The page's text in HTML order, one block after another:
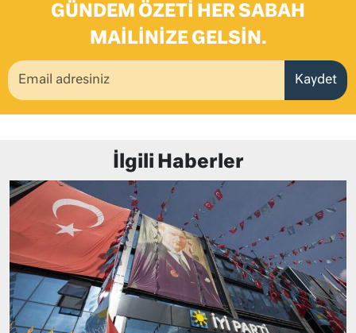
GÜNDEM ÖZETI HER SABAH
MAILINIZE GELSIN.
Kaydet
İlgili Haberler